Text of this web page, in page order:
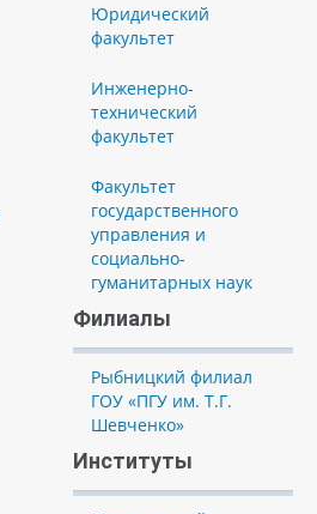
Юридический
факультет
Инженерно-
технический
факультет
Факультет
государственного
управления и
социально-
гуманитарных наук
Филиалы
Рыбницкий филиал
ГОУ «ПГУ им. Т.Г.
Шевченко»
Институты